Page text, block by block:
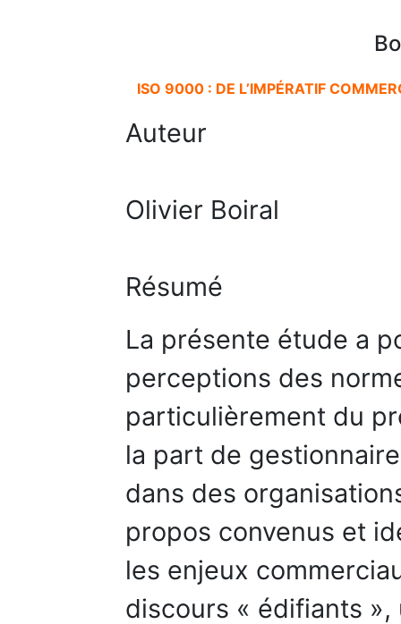
ISO 9000 : DE L’IMPÉRATIF
Auteur
Olivier Boiral
Résumé
La présente étude a
perceptions des
particulièrement du
la part de
dans des
propos convenus et
les enjeux
discours « édifiants